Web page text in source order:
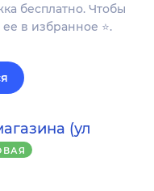
бесплатно. Чтобы
в избранное ⭐.
(ул